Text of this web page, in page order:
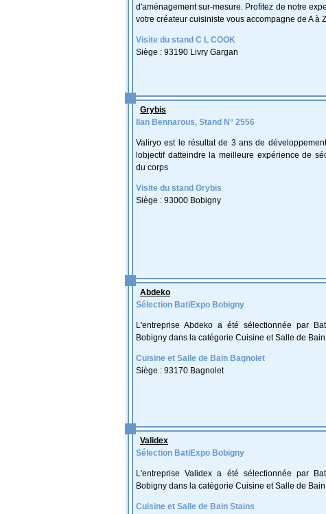
d'aménagement sur-mesure. Profitez de notre
votre créateur cuisiniste vous accompagne de A à
Visite du stand C L COOK
Siège : 93190 Livry Gargan
Grybis
Ilan Bennarous, Stand N° 2556
Valiryo est le résultat de 3 ans de
lobjectif datteindre la meilleure expérience de
du corps
Visite du stand Grybis
Siège : 93000 Bobigny
Abdeko
Sélection BatiExpo Bobigny
L'entreprise Abdeko a été sélectionnée par
Bobigny dans la catégorie Cuisine et Salle de
Cuisine et Salle de Bain Bagnolet
Siège : 93170 Bagnolet
Validex
Sélection BatiExpo Bobigny
L'entreprise Validex a été sélectionnée par
Bobigny dans la catégorie Cuisine et Salle de
Cuisine et Salle de Bain Stains